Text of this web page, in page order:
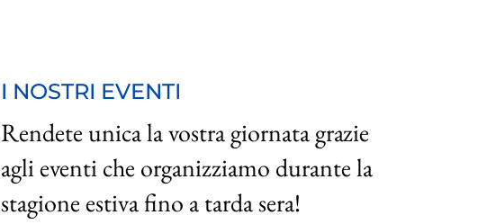
I NOSTRI EVENTI
Rendete unica la vostra giornata grazie
agli eventi che organizziamo durante la
stagione estiva fino a tarda sera!